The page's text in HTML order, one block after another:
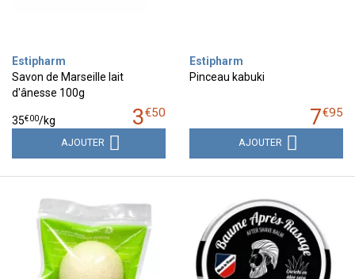
Estipharm
Savon de Marseille lait
d'ânesse 100g
3€50
35€00/kg
AJOUTER
Estipharm
Pinceau kabuki
7€95
AJOUTER